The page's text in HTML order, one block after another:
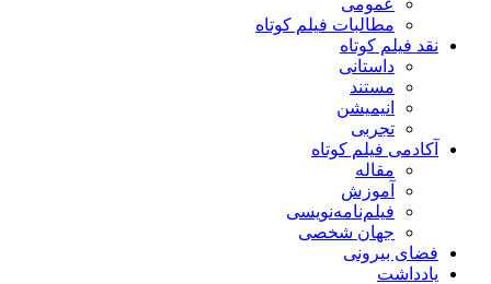
عمومی
مطالبات فیلم کوتاه
نقد فیلم کوتاه
داستانی
مستند
انیمیشن
تجربی
آکادمی فیلم کوتاه
مقاله
آموزش
فیلم‌نامه‌نویسی
جهان شخصی
فضای بیرونی
یادداشت